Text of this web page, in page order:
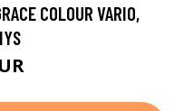
COLOUR VARIO,